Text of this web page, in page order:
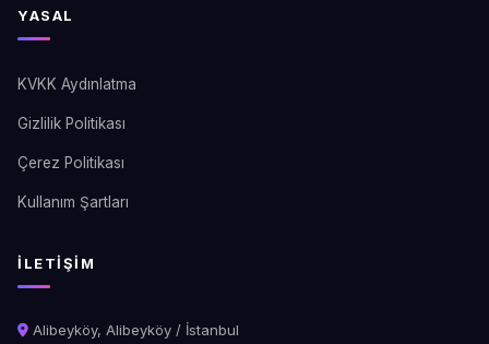
YASAL
KVKK Aydınlatma
Gizlilik Politikası
Çerez Politikası
Kullanım Şartları
İLETIŞIM
Alibeyköy, Alibeyköy / İstanbul